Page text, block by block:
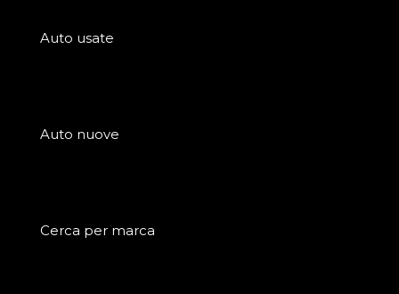
Auto usate
Auto nuove
Cerca per marca